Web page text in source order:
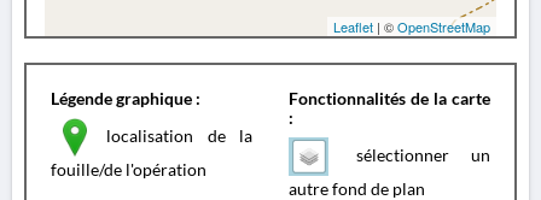
Leaflet | ©OpenStreetMap
Légende graphique :
localisation de la
fouille/de l'opération
Fonctionnalités de la carte
:
sélectionner un
autre fond de plan